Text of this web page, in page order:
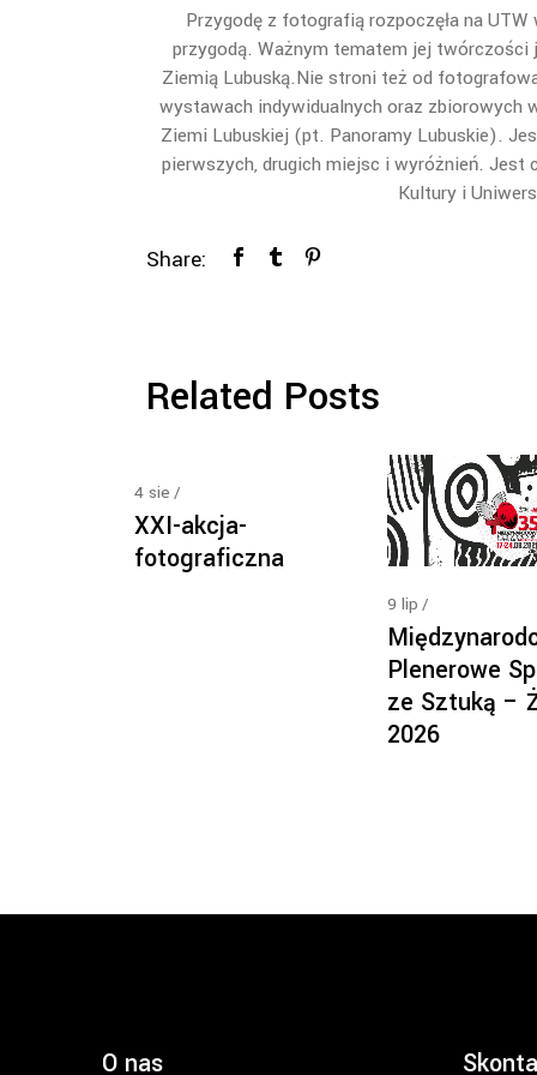
Przygodę z fotografią rozpoczęła na
przygodą. Ważnym tematem jej twórczości
Ziemią Lubuską.Nie stroni też od
wystawach indywidualnych oraz zbiorowych
Ziemi Lubuskiej (pt. Panoramy Lubuskie).
pierwszych, drugich miejsc i wyróżnień. Jest
Kultury i
Share:
Related Posts
4 sie
XXI-akcja-
fotograficzna
9 lip
Plenerowe
ze Sztuką –
2026
O nas